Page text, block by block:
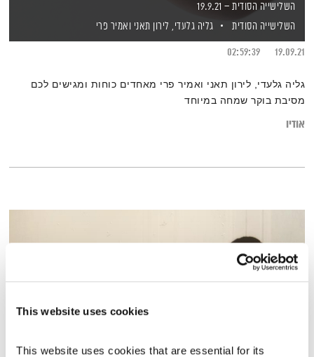
This website uses cookies
This website uses cookies that are essential for its
השלישייה הסודית – 19.9.21
השלישייה הסודית
גליה גלעדי, לירון תאני ואמיר פרי
19.09.21
02:59:39
גליה גלעדי, לירון תאני ואמיר פרי מאחדים כוחות ומגישים לכם
מסיבת בוקר שמחה במיוחד
אודיו